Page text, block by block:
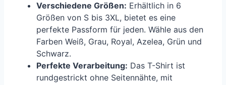
Verschiedene Größen: Erhältlich in 6
Größen von S bis 3XL, bietet es eine
perfekte Passform für jeden. Wähle aus den
Farben Weiß, Grau, Royal, Azelea, Grün und
Schwarz.
Perfekte Verarbeitung: Das T-Shirt ist
rundgestrickt ohne Seitennähte, mit